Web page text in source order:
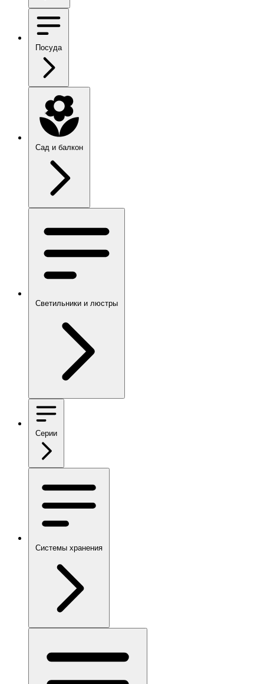
Посуда
Сад и балкон
Светильники и люстры
Серии
Системы хранения